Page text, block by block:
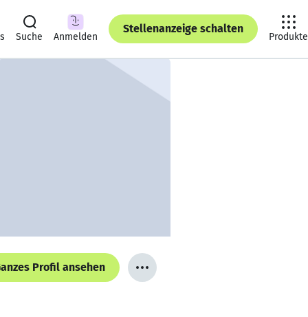
Suche Anmelden
Stellenanzeige schalten
Produkte
Profil ansehen